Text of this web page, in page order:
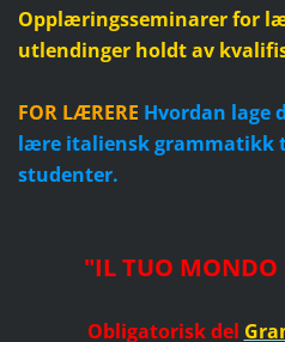
Opplæringsseminarer for
utlendinger holdt av
FOR LÆRERE Hvordan lage
lære italiensk grammatikk
studenter.
"IL TUO MONDO
Obligatorisk del